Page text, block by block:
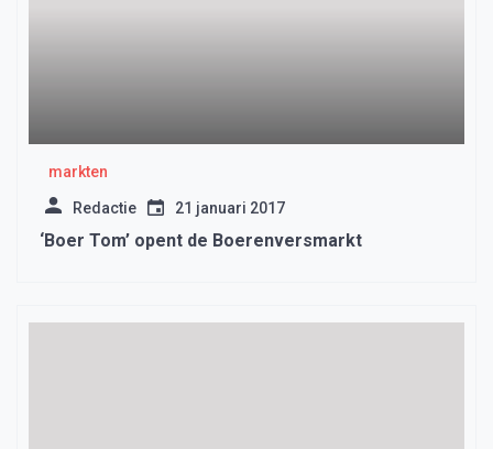
markten
Redactie 21 januari 2017
‘Boer Tom’ opent de Boerenversmarkt